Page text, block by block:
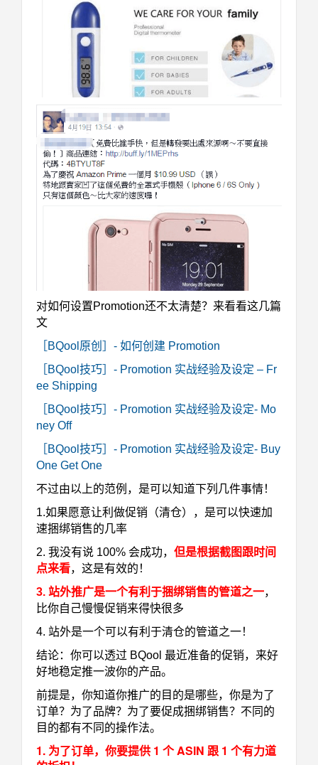
对如何设置Promotion还不太清楚？来看看这几篇
文
［BQool原创］- 如何创建 Promotion
［BQool技巧］- Promotion 实战经验及设定 – Fr
ee Shipping
［BQool技巧］- Promotion 实战经验及设定- Mo
ney Off
［BQool技巧］- Promotion 实战经验及设定- Buy
One Get One
不过由以上的范例，是可以知道下列几件事情！
1.如果愿意让利做促销（清仓），是可以快速加
速捆绑销售的几率
2. 我没有说 100% 会成功， 但是根据截图跟时间
点来看，这是有效的！
3. 站外推广是一个有利于捆绑销售的管道之一，
比你自己慢慢促销来得快很多
4. 站外是一个可以有利于清仓的管道之一！
结论：你可以透过 BQool 最近准备的促销，来好
好地稳定推一波你的产品。
前提是，你知道你推广的目的是哪些，你是为了
订单？为了品牌？为了要促成捆绑销售？不同的
目的都有不同的操作法。
1. 为了订单，你要提供 1 个 ASIN 跟 1 个有力道